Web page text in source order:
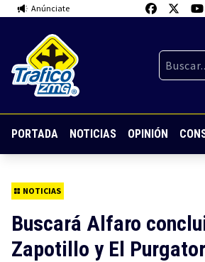
Anúnciate
PORTADA NOTICIAS OPINIÓN
NOTICIAS
Buscará Alfaro
Zapotillo y El